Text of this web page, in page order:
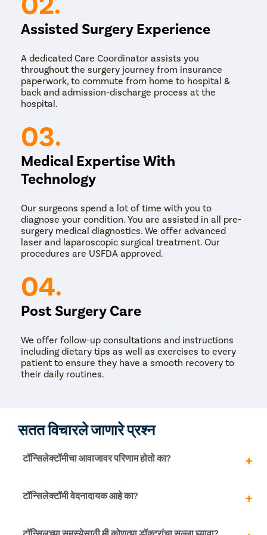
ार्मोनिक स्केलपेल टॉन्सिलेक्टॉमी- हार्मोनिक स्केलपेल कंपन उर्जेद्वारे
सूजलेल्या टॉन्सिल्स कापतो. ते उष्णता आणि घर्षण निर्माण करते,
ज्यामुळे प्रथिने विकृत होतात आणि टॉन्सिलचे विच्छेदन होते.
इलेक्ट्रोकॉटरी किंवा कॉटरायझेशन टॉन्सिलेक्टॉमी – या प्रक्रियेमध्ये,
सर्जन सूजलेले टॉन्सिल काढून टाकण्यासाठी कमी-ऊर्जा
इलेक्ट्रोकॉटरी वापरतो. टॉन्सिल काढून टाकण्यासाठी ही सर्वात जुनी
किंवा सर्वात पारंपारिक पद्धतींपैकी एक आहे.
कोल्ड चाकू विच्छेदन टॉन्सिलेक्टॉमी – टॉन्सिल काढण्यासाठी थंड
चाकूचे विच्छेदन ही पारंपारिक खुली शस्त्रक्रिया आहे. टॉन्सिल्स
आणि त्यांच्या कॅप्सूल आसपासच्या ऊतींमधून कापण्यासाठी सर्जन
Assisted Surgery Experience
A dedicated Care Coordinator assists you
throughout the surgery journey from insurance
paperwork, to commute from home to hospital &
back and admission-discharge process at the
hospital.
03.
Medical Expertise With
Technology
Our surgeons spend a lot of time with you to
diagnose your condition. You are assisted in all pre-
surgery medical diagnostics. We offer advanced
laser and laparoscopic surgical treatment. Our
procedures are USFDA approved.
04.
Post Surgery Care
We offer follow-up consultations and instructions
including dietary tips as well as exercises to every
patient to ensure they have a smooth recovery to
their daily routines.
सतत विचारले जाणारे प्रश्न
टॉन्सिलेक्टॉमीचा आवाजावर परिणाम होतो का?
ऑरोफरीनक्सचे आकारमान आणि श्वास घेण्याची जागा बदलल्यामुळे बरे
कार्यक्षमतेवर कोणतेही प्रतिकूल परिणाम होत नाहीत.
टॉन्सिलेक्टॉमी वेदनादायक आहे का?
नाही, टॉन्सिलेक्टॉमी ऍनेस्थेसिया अंतर्गत केली जात असल्याने, ते